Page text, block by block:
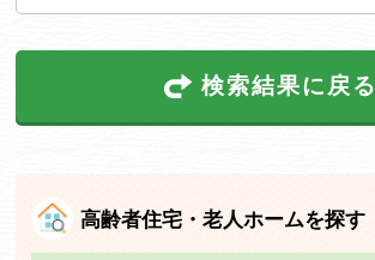
検索結果に戻る
高齢者住宅・老人ホームを探す